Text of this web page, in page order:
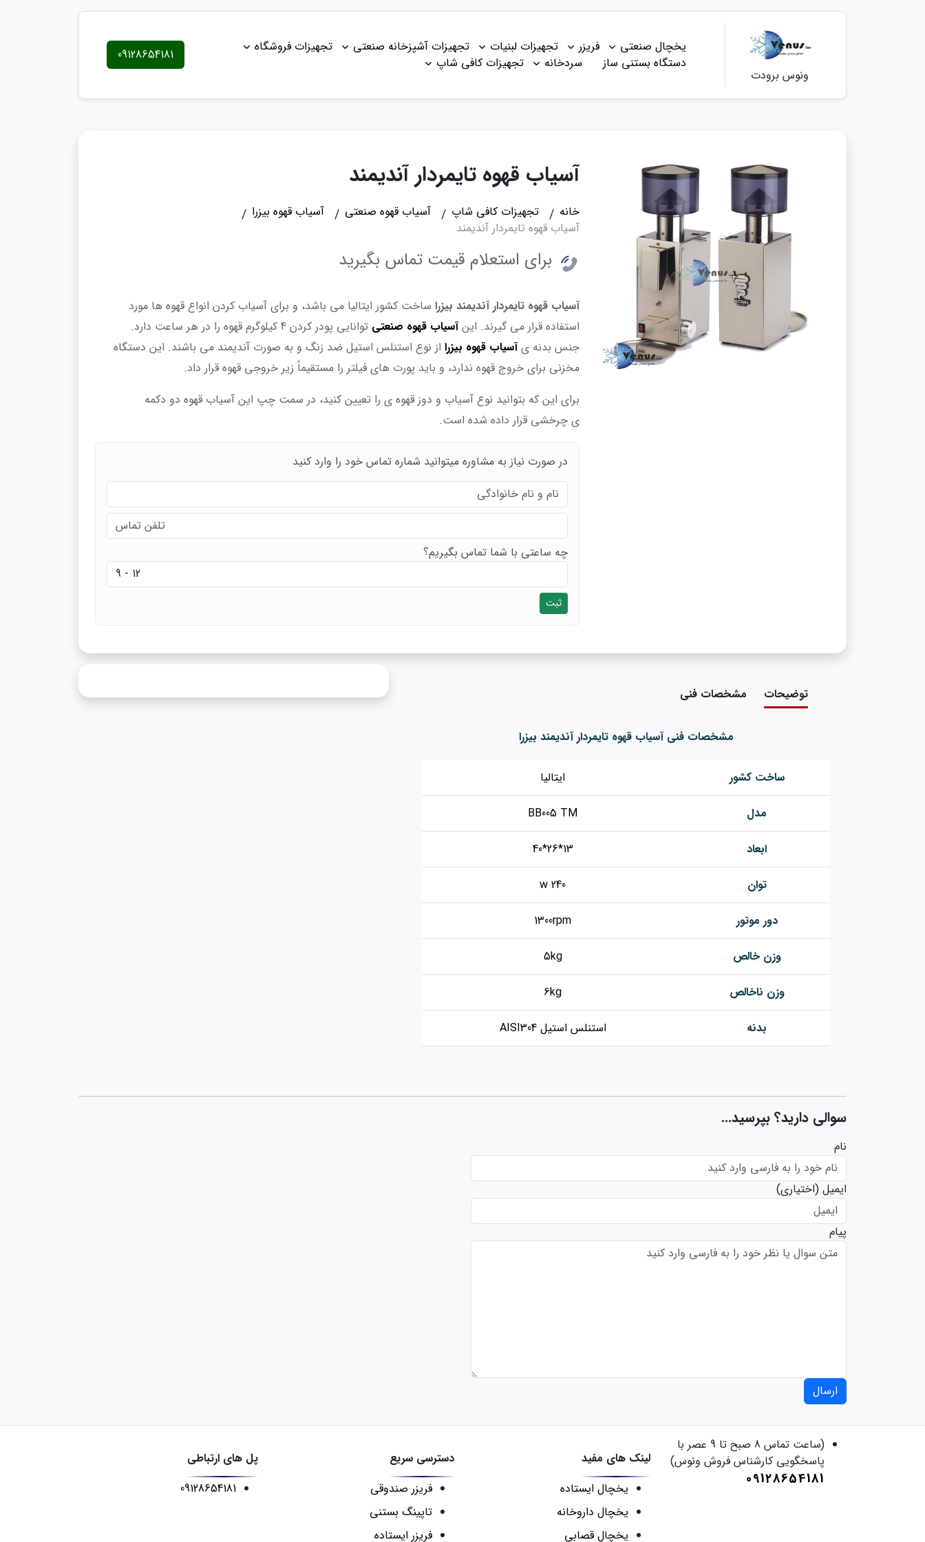
ونوس برودت
یخچال صنعتی فریزر تجهیزات لبنیات تجهیزات آشپزخانه صنعتی
تجهیزات فروشگاه
دستگاه بستنی ساز
سردخانه تجهیزات کافی شاپ 09128654181
آسیاب قهوه تایمردار آندیمند
خانه تجهیزات کافی شاپ آسیاب قهوه صنعتی
آسیاب قهوه بیزرا
آسیاب قهوه تایمردار آندیمند
برای استعلام قیمت تماس بگیرید
آسیاب قهوه تایمردار آندیمند بیزرا ساخت کشور ایتالیا می باشد، و برای آسیاب کردن انواع قهوه ها مورد
استفاده قرار می گیرند. اینآسیاب قهوه صنعتی توانایی پودر کردن 4 کیلوگرم قهوه را در هر ساعت دارد.
جنس بدنه یآسیاب قهوه بیزرا از نوع استنلس استیل ضد زنگ و به صورت آندیمند می باشند. این دستگاه
مخزنی برای خروج قهوه ندارد، و باید پورت های فیلتر را مستقیماً زیر خروجی قهوه قرار داد.
برای این که بتوانید نوع آسیاب و دوز قهوه ی را تعیین کنید، در سمت چپ این آسیاب قهوه دو دکمه
ی چرخشی قرار داده شده است.
در صورت نیاز به مشاوره میتوانید شماره تماس خود را وارد کنید
چه ساعتی با شما تماس بگیریم؟
ثبت
توضیحات مشخصات فنی
مشخصات فنی آسیاب قهوه تایمردار آندیمند بیزرا
ساخت کشور ایتالیا
مدل BB005 TM
ابعاد 13*26*40
توان 240 w
دور موتور 1300rpm
وزن خالص 5kg
وزن ناخالص 6kg
بدنه استنلس استیل AISI304
سوالی دارید؟ بپرسید...
نام
ایمیل (اختیاری)
پیام
ارسال
(ساعت تماس 8 صبح تا 9 عصر با
پاسخگویی کارشناس فروش ونوس)
09128654181
لینک های مفید
یخچال ایستاده
یخچال داروخانه
یخچال قصابی
دسترسی سریع
فریزر صندوقی
تاپینگ بستنی
فریزر ایستاده
پل های ارتباطی
09128654181